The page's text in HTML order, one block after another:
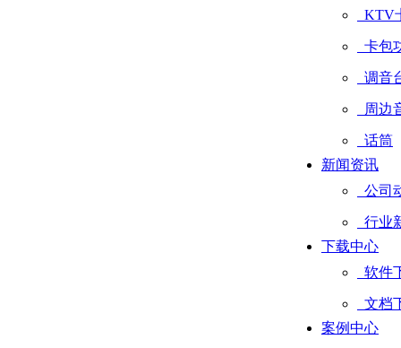
KTV
卡包
调音
周边
话筒
新闻资讯
公司
行业
下载中心
软件
文档
案例中心